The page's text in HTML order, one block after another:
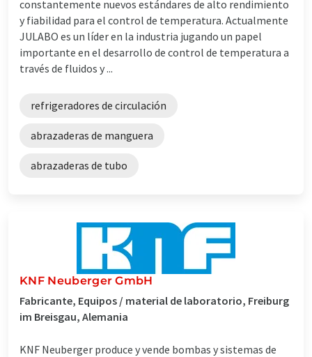
constantemente nuevos estándares de alto rendimiento
y fiabilidad para el control de temperatura. Actualmente
JULABO es un líder en la industria jugando un papel
importante en el desarrollo de control de temperatura a
través de fluidos y ...
refrigeradores de circulación
abrazaderas de manguera
abrazaderas de tubo
KNF Neuberger GmbH
Fabricante, Equipos / material de laboratorio, Freiburg
im Breisgau, Alemania
KNF Neuberger produce y vende bombas y sistemas de